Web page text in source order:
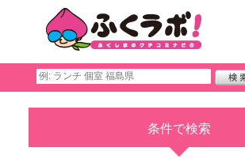
条件で検索